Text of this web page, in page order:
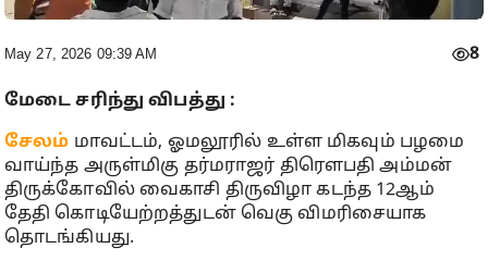
May 27, 2026 09:39 AM 8
மேடை சரிந்து விபத்து :
சேலம் மாவட்டம், ஓமலூரில் உள்ள மிகவும் பழமை
வாய்ந்த அருள்மிகு தர்மராஜர் திரௌபதி அம்மன்
திருக்கோவில் வைகாசி திருவிழா கடந்த 12ஆம்
தேதி கொடியேற்றத்துடன் வெகு விமரிசையாக
தொடங்கியது.